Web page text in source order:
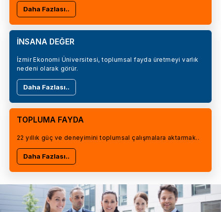
Daha Fazlası..
İNSANA DEĞER
İzmir Ekonomi Üniversitesi, toplumsal fayda üretmeyi varlık
nedeni olarak görür.
Daha Fazlası..
TOPLUMA FAYDA
22 yıllık güç ve deneyimini toplumsal çalışmalara aktarmak..
Daha Fazlası..